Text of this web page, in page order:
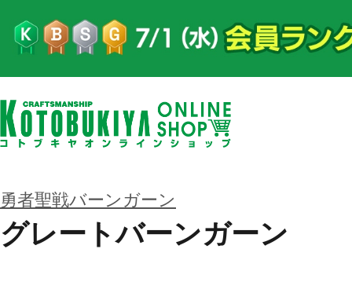
勇者聖戦バーンガーン
グレートバーンガーン